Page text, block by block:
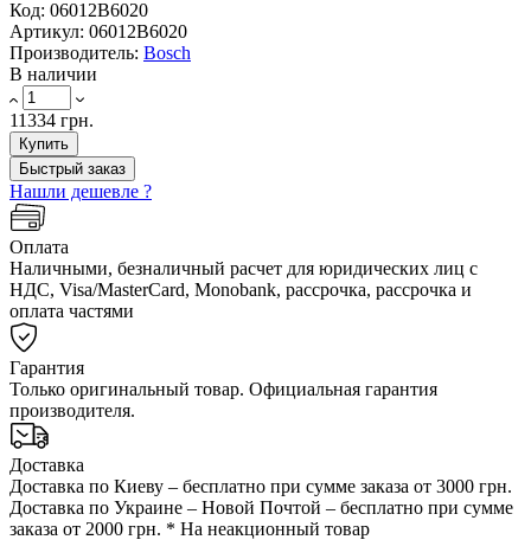
Код: 06012B6020
Артикул: 06012B6020
Производитель: Bosch
В наличии
11334 грн.
Купить
Быстрый заказ
Нашли дешевле ?
Оплата
Наличными, безналичный расчет для юридических лиц с
НДС, Visa/MasterCard, Monobank, рассрочка, рассрочка и
оплата частями
Гарантия
Только оригинальный товар. Официальная гарантия
производителя.
Доставка
Доставка по Киеву – бесплатно при сумме заказа от 3000 грн.
Доставка по Украине – Новой Почтой – бесплатно при сумме
заказа от 2000 грн. * На неакционный товар